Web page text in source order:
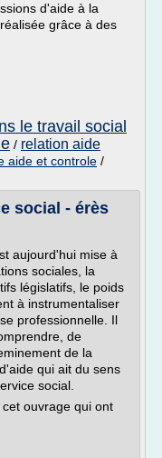
d'aide à la
grâce à des
le travail social
/ relation aide
aide et controle /
social - érès
aujourd'hui mise à
sociales, la
législatifs, le poids
à instrumentaliser
professionnelle. Il
de
de la
qui ait du sens
social.
ouvrage qui ont